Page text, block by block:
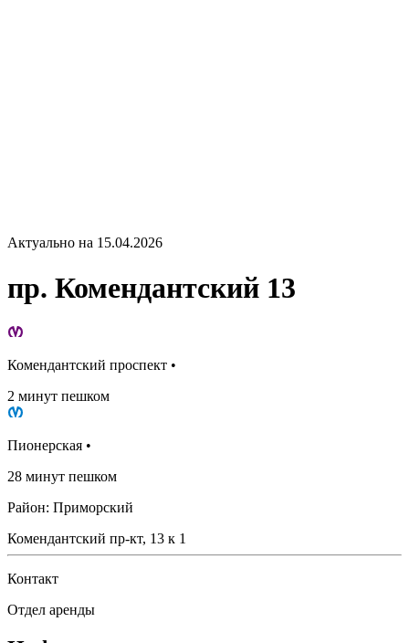
Актуально на 15.04.2026
пр. Комендантский 13
Комендантский проспект •
2 минут пешком
Пионерская •
28 минут пешком
Район: Приморский
Комендантский пр-кт, 13 к 1
Контакт
Отдел аренды